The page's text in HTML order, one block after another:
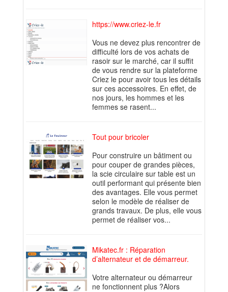
https://www.criez-le.fr
Vous ne devez plus rencontrer de
difficulté lors de vos achats de
rasoir sur le marché, car il suffit
de vous rendre sur la plateforme
Criez le pour avoir tous les détails
sur ces accessoires. En effet, de
nos jours, les hommes et les
femmes se rasent...
Tout pour bricoler
Pour construire un bâtiment ou
pour couper de grandes pièces,
la scie circulaire sur table est un
outil performant qui présente bien
des avantages. Elle vous permet
selon le modèle de réaliser de
grands travaux. De plus, elle vous
permet de réaliser vos...
Mikatec.fr : Réparation
d’alternateur et de démarreur.
Votre alternateur ou démarreur
ne fonctionnent plus ?Alors